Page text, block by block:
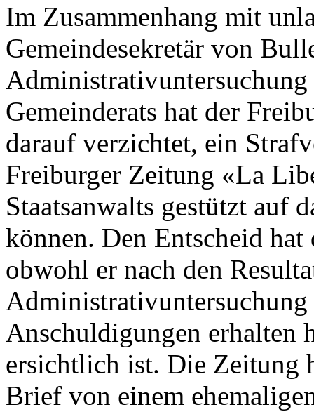
Im Zusammenhang mit
Gemeindesekretär von
Administrativuntersuchung
Gemeinderats hat der
darauf verzichtet, ein
Freiburger Zeitung «La
Staatsanwalts gestützt auf
können. Den Entscheid
obwohl er nach den
Anschuldigungen erhalten
ersichtlich ist. Die Zeitung
Brief von einem